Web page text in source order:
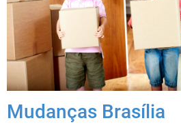
Mudanças Brasília